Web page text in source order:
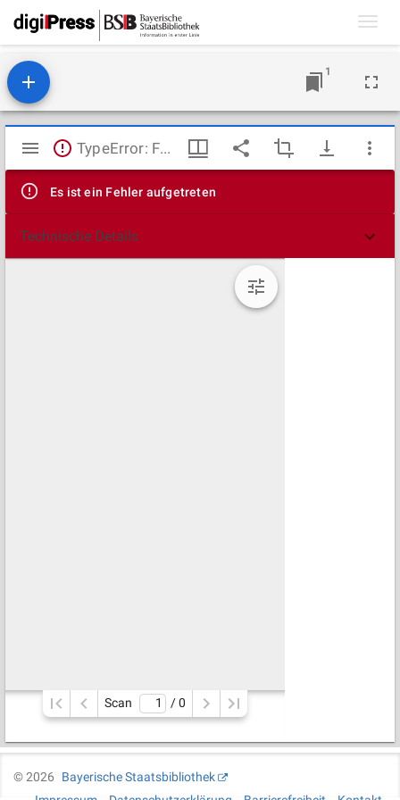
1
Mirador
Viewer
TypeError: Failed to fetch
Es ist ein Fehler aufgetreten
Technische Details
Scan / 0
©2026
Bayerische Staatsbibliothek